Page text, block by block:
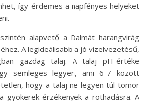
így érdemes a napfényes helyeket
alapvető a Dalmát harangvirág
A legideálisabb a jó vízelvezetésű,
gazdag talaj. A talaj pH-értéke
semleges legyen, ami 6-7 között
hogy a talaj ne legyen túl tömör
gyökerek érzékenyek a rothadásra. A